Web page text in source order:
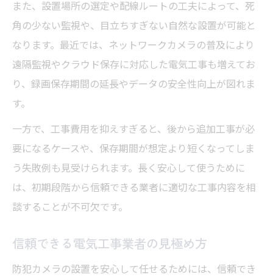
また、設置場所の選定や配線ルートの工夫によって、死
角の少ない監視や、目立ちすぎない自然な設置が可能と
なります。最近では、ネットワークカメラの普及により
遠隔監視やクラウド保存に対応した電気工事も増えてお
り、録画保存期間の延長やデータの安全性向上が図れま
す。
一方で、工事費用を抑えすぎると、後から追加工事が必
要になるケースや、保存期間が想定より短くなってしま
う失敗例も見受けられます。長く安心して使うために
は、初期段階から信頼できる業者に適切な工事内容を相
談することが不可欠です。
信頼できる電気工事業者の見極め方
防犯カメラの設置を安心して任せるためには、信頼でき